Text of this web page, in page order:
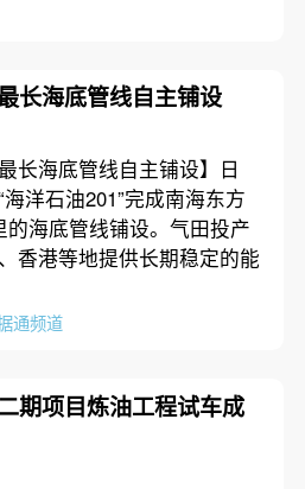
长海底管线自主铺设
长海底管线自主铺设】日
洋石油201”完成南海东方
的海底管线铺设。气田投产
香港等地提供长期稳定的能
通频道
期项目炼油工程试车成